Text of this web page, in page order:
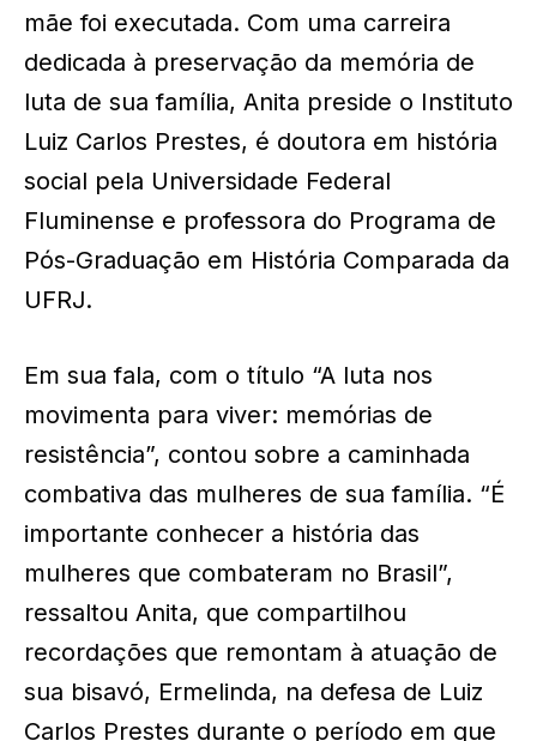
mãe foi executada. Com uma carreira
dedicada à preservação da memória de
luta de sua família, Anita preside o Instituto
Luiz Carlos Prestes, é doutora em história
social pela Universidade Federal
Fluminense e professora do Programa de
Pós-Graduação em História Comparada da
UFRJ.
Em sua fala, com o título “A luta nos
movimenta para viver: memórias de
resistência”, contou sobre a caminhada
combativa das mulheres de sua família. “É
importante conhecer a história das
mulheres que combateram no Brasil”,
ressaltou Anita, que compartilhou
recordações que remontam à atuação de
sua bisavó, Ermelinda, na defesa de Luiz
Carlos Prestes durante o período em que